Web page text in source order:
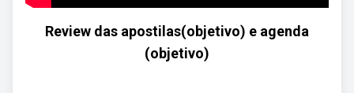
Review das apostilas(objetivo) e agenda
(objetivo)